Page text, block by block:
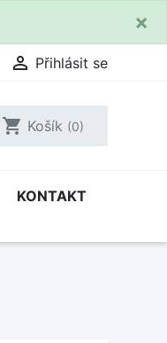
×
 Přihlásit se
shopping_cart Košík (0)
KONTAKT